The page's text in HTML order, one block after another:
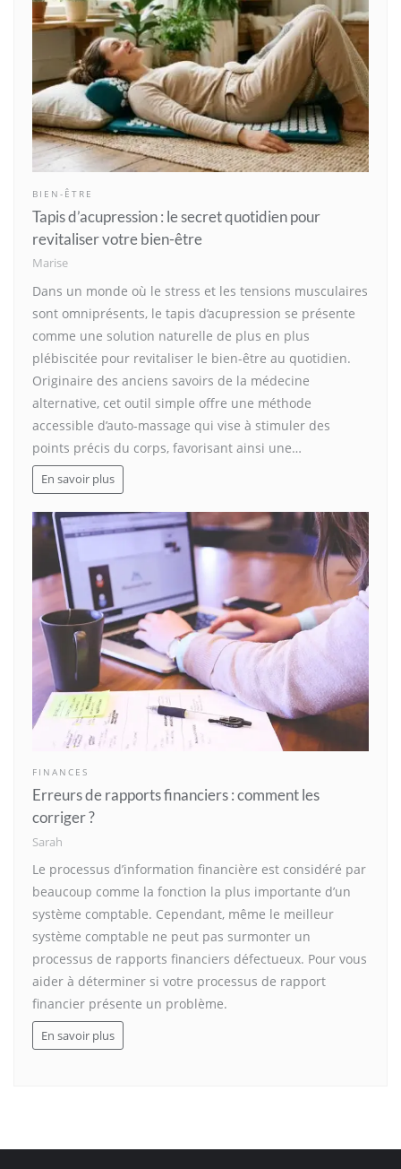
BIEN-ÊTRE
Tapis d’acupression : le secret quotidien pour
revitaliser votre bien-être
Marise
Dans un monde où le stress et les tensions musculaires
sont omniprésents, le tapis d’acupression se présente
comme une solution naturelle de plus en plus
plébiscitée pour revitaliser le bien-être au quotidien.
Originaire des anciens savoirs de la médecine
alternative, cet outil simple offre une méthode
accessible d’auto-massage qui vise à stimuler des
points précis du corps, favorisant ainsi une…
En savoir plus
FINANCES
Erreurs de rapports financiers : comment les
corriger ?
Sarah
Le processus d’information financière est considéré par
beaucoup comme la fonction la plus importante d’un
système comptable. Cependant, même le meilleur
système comptable ne peut pas surmonter un
processus de rapports financiers défectueux. Pour vous
aider à déterminer si votre processus de rapport
financier présente un problème.
En savoir plus